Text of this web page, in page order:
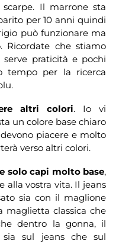
Il marrone sta
per 10 anni quindi
può funzionare ma
Ricordate che stiamo
serve praticità e pochi
tempo per la ricerca
altri colori. Io vi
un colore base chiaro
piacere e molto
verso altri colori.
solo capi molto base,
alla vostra vita. Il jeans
sia con il maglione
maglietta classica che
dentro la gonna, il
sia sul jeans che sul